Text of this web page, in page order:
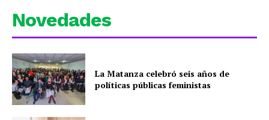
Novedades
La Matanza celebró seis años de
políticas públicas feministas